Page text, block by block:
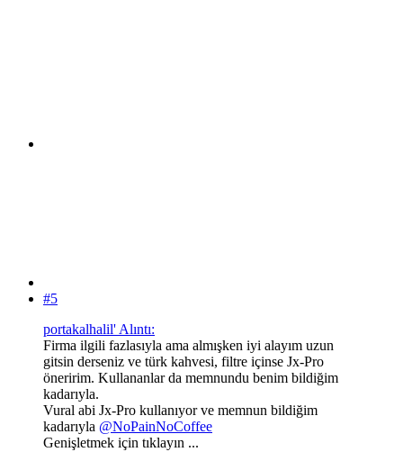
#5
portakalhalil' Alıntı:
Firma ilgili fazlasıyla ama almışken iyi alayım uzun
gitsin derseniz ve türk kahvesi, filtre içinse Jx-Pro
öneririm. Kullananlar da memnundu benim bildiğim
kadarıyla.
Vural abi Jx-Pro kullanıyor ve memnun bildiğim
kadarıyla @NoPainNoCoffee
Genişletmek için tıklayın ...